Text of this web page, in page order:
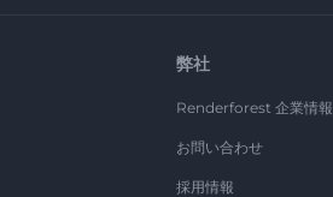
弊社
Renderforest 企業情報
お問い合わせ
採用情報